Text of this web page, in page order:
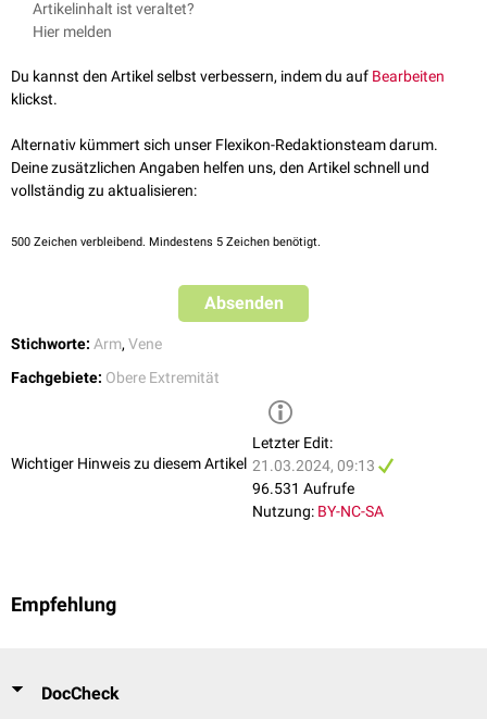
Faszienschlitz (
Unterrand des
Musculus teres major nimmt sie die
Vena circumflexa
humeri anterior
Venenpunktionund die Aufnahme eines
Artikelinhalt ist veraltet?
Hier melden
Du kannst den Artikel selbst verbessern, indem du auf Bearbeiten
klickst.
Alternativ kümmert sich unser Flexikon-Redaktionsteam darum.
Deine zusätzlichen Angaben helfen uns, den Artikel schnell und
vollständig zu aktualisieren:
500 Zeichen verbleibend. Mindestens 5 Zeichen benötigt.
Absenden
Stichworte: Arm, Vene
Fachgebiete: Obere Extremität
Wichtiger Hinweis zu diesem Artikel
Letzter Edit:
21.03.2024, 09:13
96.531 Aufrufe
Nutzung: BY-NC-SA
Empfehlung
DocCheck